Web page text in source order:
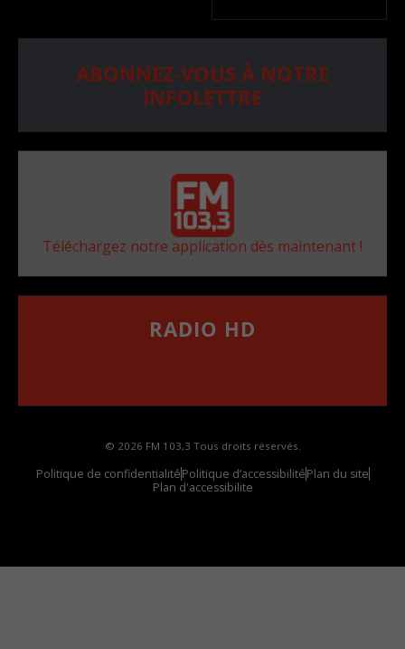
ABONNEZ-VOUS À NOTRE
INFOLETTRE
Téléchargez notre application dès maintenant !
RADIO HD
© 2026 FM 103,3 Tous droits réservés.
Politique de confidentialitéPolitique d’accessibilitéPlan du site
Plan d'accessibilite